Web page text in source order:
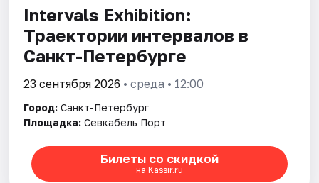
Intervals Exhibition:
Траектории интервалов в
Санкт-Петербурге
23 сентября 2026 • среда • 12:00
Город: Санкт-Петербург
Площадка: Севкабель Порт
Билеты со скидкой
на Kassir.ru